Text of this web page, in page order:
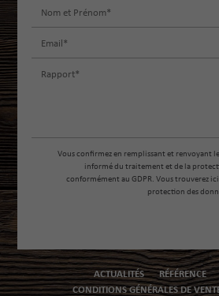
Vous confirmez en remplissant et renvoyant
informé du traitement et de la
conformément au GDPR. Vous trouverez
protection des
ACTUALITÉS RÉFÉRENCE
CONDITIONS GÉNÉRALES DE